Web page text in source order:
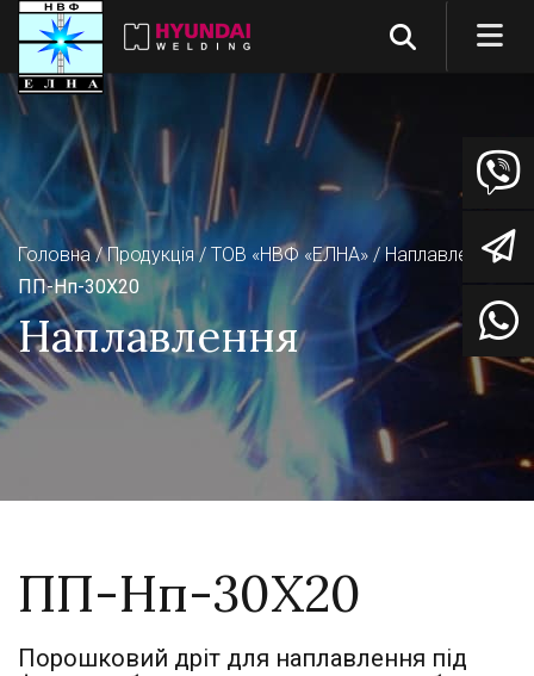
Головна Продукція ТОВ «НВФ «ЕЛНА»
Наплавлення
ПП-Нп-30Х20
Наплавлення
ПП-Нп-30Х20
Порошковий дріт для наплавлення під